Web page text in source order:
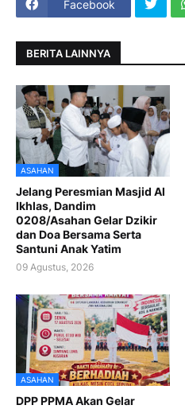
Facebook
BERITA LAINNYA
ASAHAN
Jelang Peresmian Masjid Al
Ikhlas, Dandim
0208/Asahan Gelar Dzikir
dan Doa Bersama Serta
Santuni Anak Yatim
09 Agustus, 2026
ASAHAN
DPP PPMA Akan Gelar